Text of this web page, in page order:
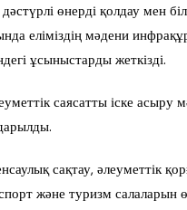
өнерді қолдау мен
еліміздің мәдени
ұсыныстарды жеткізді.
саясатты іске асыру
сақтау, әлеуметтік
және туризм салаларын